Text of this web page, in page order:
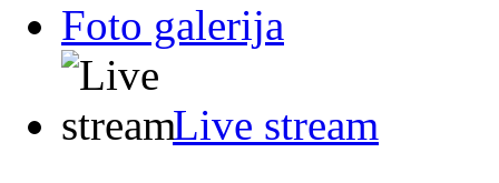
Foto galerija
Live stream